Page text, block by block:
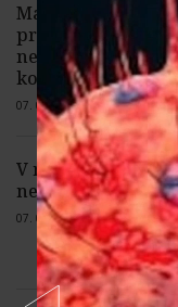
Madrid pohrozil
protiopatreniami,
nezruší
kontroly
07. 08. 2026 | 4 komentáre
V rybníku Zlatná
nezvestného 39-
07. 08. 2026 |1 komentár